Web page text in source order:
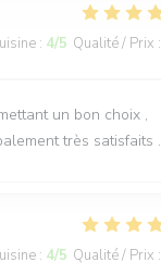
: 4/5 Qualité / Prix :
un bon choix ,
très satisfaits .
: 4/5 Qualité / Prix :